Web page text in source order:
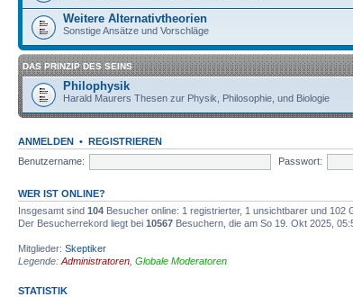
Weitere Alternativtheorien
Sonstige Ansätze und Vorschläge
DAS PRINZIP DES SEINS
Philophysik
Harald Maurers Thesen zur Physik, Philosophie, und Biologie
ANMELDEN • REGISTRIEREN
Benutzername:
Passwort:
WER IST ONLINE?
Insgesamt sind 104 Besucher online: 1 registrierter, 1 unsichtbarer und
Der Besucherrekord liegt bei 10567 Besuchern, die am So 19. Okt 2025,
Mitglieder: Skeptiker
Legende: Administratoren Globale Moderatoren
STATISTIK